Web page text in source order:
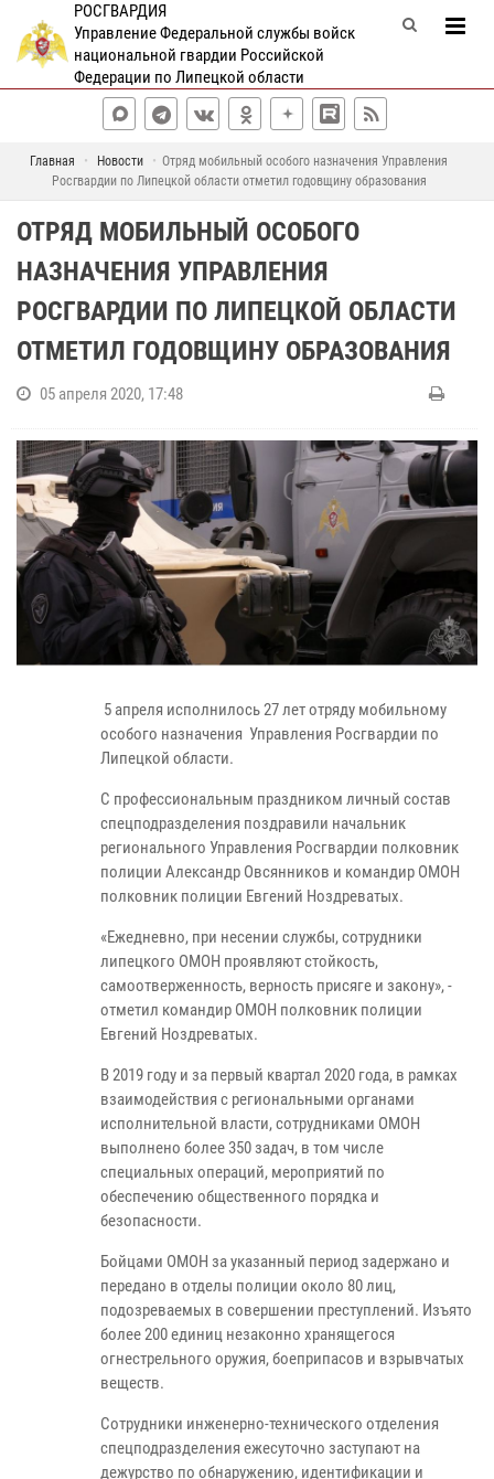
РОСГВАРДИЯ
Управление Федеральной службы войск
национальной гвардии Российской
Федерации по Липецкой области
Главная Новости
Отряд мобильный особого назначения Управления
Росгвардии по Липецкой области отметил годовщину образования
ОТРЯД МОБИЛЬНЫЙ ОСОБОГО
НАЗНАЧЕНИЯ УПРАВЛЕНИЯ
РОСГВАРДИИ ПО ЛИПЕЦКОЙ ОБЛАСТИ
ОТМЕТИЛ ГОДОВЩИНУ ОБРАЗОВАНИЯ
05 апреля 2020, 17:48
5 апреля исполнилось 27 лет отряду мобильному
особого назначения Управления Росгвардии по
Липецкой области.
С профессиональным праздником личный состав
спецподразделения поздравили начальник
регионального Управления Росгвардии полковник
полиции Александр Овсянников и командир ОМОН
полковник полиции Евгений Ноздреватых.
«Ежедневно, при несении службы, сотрудники
липецкого ОМОН проявляют стойкость,
самоотверженность, верность присяге и закону», -
отметил командир ОМОН полковник полиции
Евгений Ноздреватых.
В 2019 году и за первый квартал 2020 года, в рамках
взаимодействия с региональными органами
исполнительной власти, сотрудниками ОМОН
выполнено более350 задач, в том числе
специальных операций, мероприятий по
обеспечению общественного порядка и
безопасности.
Бойцами ОМОН за указанный период задержано и
передано в отделы полиции около 80 лиц,
подозреваемых в совершении преступлений. Изъято
более 200 единиц незаконно хранящегося
огнестрельного оружия, боеприпасов и взрывчатых
веществ.
Сотрудники инженерно-технического отделения
спецподразделения ежесуточно заступают на
дежурство по обнаружению, идентификации и